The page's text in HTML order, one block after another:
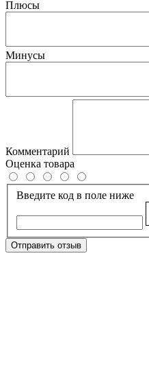
Плюсы
Минусы
Комментарий
Оценка товара
Введите код в поле ниже
Отправить отзыв